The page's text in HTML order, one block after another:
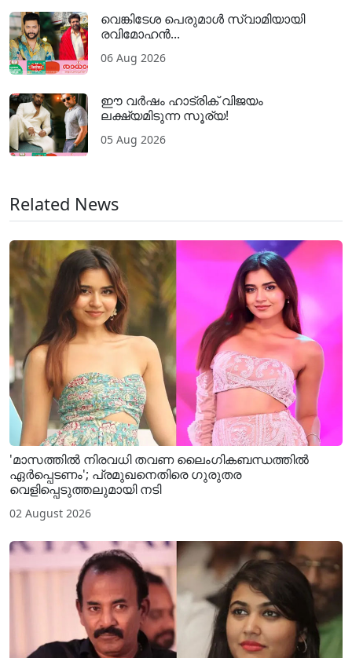
വെങ്കിടേശ പെരുമാൾ സ്വാമിയായി
രവിമോഹൻ...
06 Aug 2026
ഈ വർഷം ഹാട്രിക് വിജയം
ലക്ഷ്യമിടുന്ന സൂര്യ!
05 Aug 2026
Related News
'മാസത്തിൽ നിരവധി തവണ ലൈം​ഗികബന്ധത്തിൽ
ഏർപ്പെടണം'; പ്രമുഖനെതിരെ ​ഗുരുതര
വെളിപ്പെടുത്തലുമായി നടി
02 August 2026